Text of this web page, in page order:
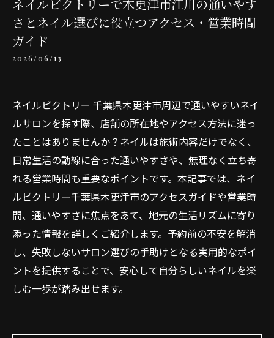
ネイルビクトリーで木更津市江川の通いやす
さとネイル選びに役立つアクセス・営業時間
ガイド
2026/06/13
ネイルビクトリー 千葉県木更津市周辺で通いやすいネイ
ルサロンを探す際、店舗の所在地やアクセス方法に迷っ
たことはありませんか？ネイルは施術内容だけでなく、
日常生活の動線に合った通いやすさや、無理なく立ち寄
れる営業時間も重要なポイントです。本記事では、ネイ
ルビクトリー千葉県木更津市のアクセスガイドや営業時
間、通いやすさに焦点をあて、地元の生活リズムに寄り
添った情報を詳しくご紹介します。予約前の不安を解消
し、失敗しないサロン選びの手助けとなる実用的なポイ
ントを提供することで、安心して自分らしいネイルを楽
しむ一歩が踏み出せます。